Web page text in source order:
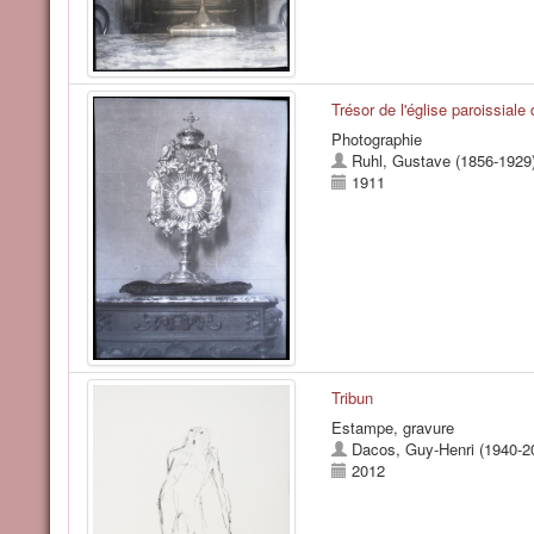
Trésor de l'église paroissiale
Photographie
Ruhl, Gustave (1856-
1911
Tribun
Estampe, gravure
Dacos, Guy-Henri (1940-
2012